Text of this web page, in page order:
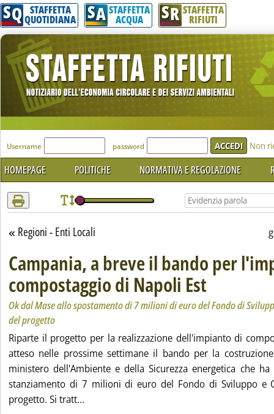
Attenzione! Esegui l'accesso per lèggere interamente la notizia.
SQ STAFFETTA
QUOTIDIANA SA STAFFETTA
ACQUA SR STAFFETTA
RIFIUTI
'Modulo Login per accedere'
Username password Non
HOMEPAGE POLITICHE NORMATIVA E REGOLAZIONE
Torna alla sezione
Regioni - Enti Locali
Campania, a breve il bando per
compostaggio di Napoli Est
Ok dal Mase allo spostamento di 7 milioni di euro del Fondo di
del progetto
Riparte il progetto per la realizzazione dell'impianto di
atteso nelle prossime settimane il bando per la
ministero dell'Ambiente e della Sicurezza energetica che
stanziamento di 7 milioni di euro del Fondo di Sviluppo e
progetto. Si tratt...